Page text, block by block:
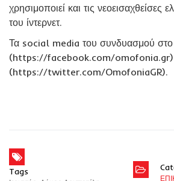
χρησιμοποιεί και τις νεοεισαχθείσες
του ίντερνετ.
Τα social media του συνδυασμού
(https://facebook.com/
(https://twitter.com/OmofoniaGR).
Tags